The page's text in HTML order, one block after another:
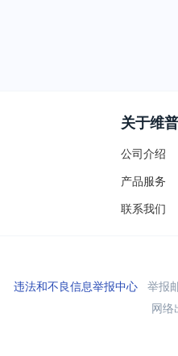
关于维普
公司介绍
产品服务
联系我们
违法和不良信息举报中心举报
网